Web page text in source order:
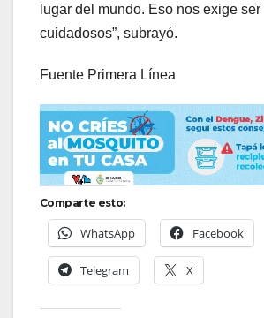
lugar del mundo. Eso nos exige ser
cuidadosos”, subrayó.
Fuente Primera Línea
Comparte esto:
WhatsApp Facebook
Telegram X